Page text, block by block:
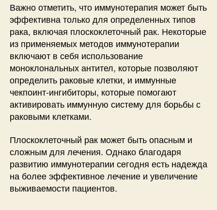
Важно отметить, что иммунотерапия может быть
эффективна только для определенных типов
рака, включая плоскоклеточный рак. Некоторые
из применяемых методов иммунотерапии
включают в себя использование
моноклональных антител, которые позволяют
определить раковые клетки, и иммунные
чекпоинт-ингибиторы, которые помогают
активировать иммунную систему для борьбы с
раковыми клетками.
Плоскоклеточный рак может быть опасным и
сложным для лечения. Однако благодаря
развитию иммунотерапии сегодня есть надежда
на более эффективное лечение и увеличение
выживаемости пациентов.